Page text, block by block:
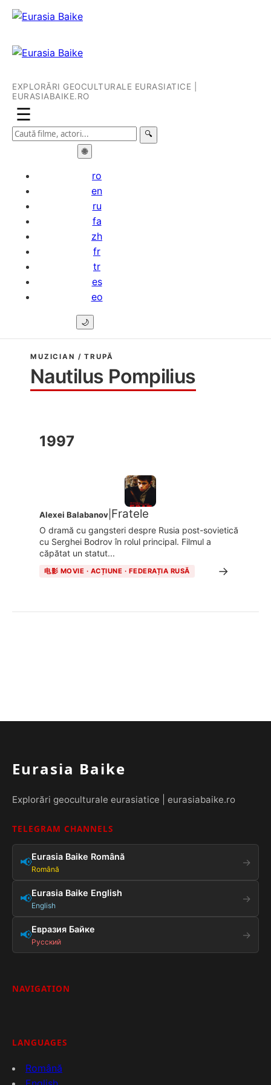
EXPLORĂRI GEOCULTURALE EURASIATICE |
EURASIABAIKE.RO
☰
🔍
🌐
ro
en
ru
fa
zh
fr
tr
es
eo
🌙
MUZICIAN / TRUPĂ
Nautilus Pompilius
1997
Alexei Balabanov Fratele
O dramă cu gangsteri despre Rusia post-sovietică
cu Serghei Bodrov în rolul principal. Filmul a
căpătat un statut...
电影 MOVIE · ACȚIUNE · FEDERAȚIA RUSĂ →
Eurasia Baike
Explorări geoculturale eurasiatice | eurasiabaike.ro
TELEGRAM CHANNELS
📢Eurasia Baike Română
Română
→
📢Eurasia Baike English
English
→
📢Евразия Байке
Русский
→
NAVIGATION
LANGUAGES
Română